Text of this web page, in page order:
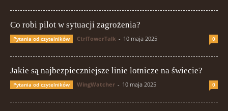
Co robi pilot w sytuacji zagrożenia?
Pytania od czytelników CtrlTowerTalk - 10 maja 2025 0
Jakie są najbezpieczniejsze linie lotnicze na świecie?
Pytania od czytelników WingWatcher - 10 maja 2025 0